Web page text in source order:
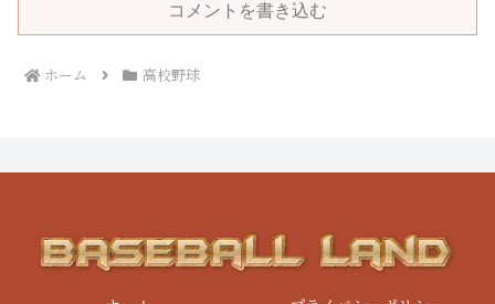
コメントを書き込む
ホーム 高校野球